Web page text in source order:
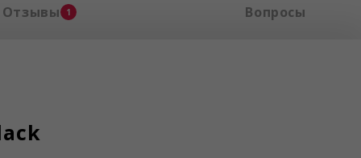
Отзывы 1 Вопросы